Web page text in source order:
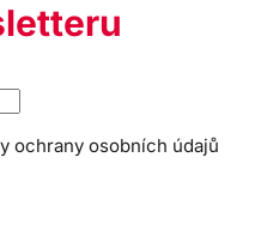
ochrany osobních údajů